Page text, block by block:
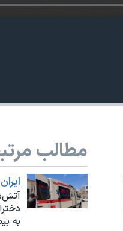
480p
مطالب
ايران
به